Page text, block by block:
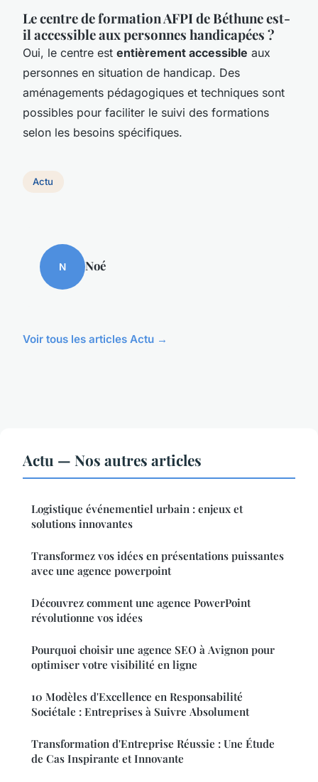
Le centre de formation AFPI de Béthune est-
il accessible aux personnes handicapées ?
Oui, le centre est entièrement accessible aux
personnes en situation de handicap. Des
aménagements pédagogiques et techniques sont
possibles pour faciliter le suivi des formations
selon les besoins spécifiques.
Actu
N Noé
Voir tous les articles Actu →
Actu — Nos autres articles
Logistique événementiel urbain : enjeux et
solutions innovantes
Transformez vos idées en présentations puissantes
avec une agence powerpoint
Découvrez comment une agence PowerPoint
révolutionne vos idées
Pourquoi choisir une agence SEO à Avignon pour
optimiser votre visibilité en ligne
10 Modèles d'Excellence en Responsabilité
Sociétale : Entreprises à Suivre Absolument
Transformation d'Entreprise Réussie : Une Étude
de Cas Inspirante et Innovante